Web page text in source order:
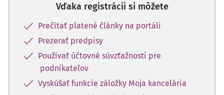
Vďaka registrácii si môžete
Prečítať platené články na portáli
Prezerať predpisy
Používať účtovné súvzťažnosti pre
podnikateľov
Vyskúšať funkcie záložky Moja kancelária